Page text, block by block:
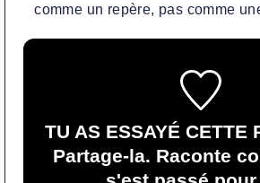
comme un repère, pas comme
TU AS ESSAYÉ CETTE
Partage-la. Raconte